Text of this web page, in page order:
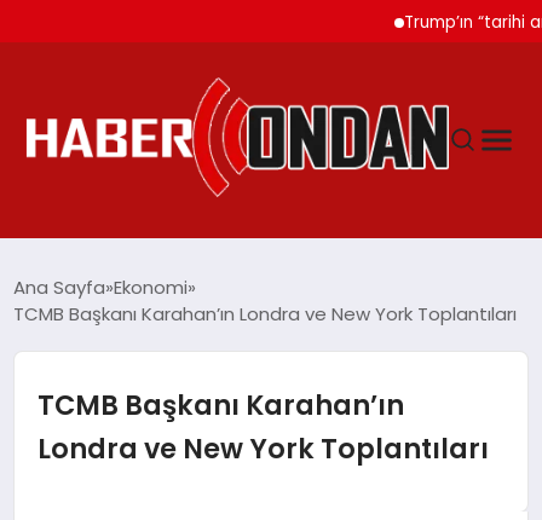
Trump’ın “tarihi
DÜNYA
Ana Sayfa Ekonomi
TCMB Başkanı Karahan’ın Londra ve New York Toplantıları
TCMB Başkanı Karahan’ın
Londra ve New York Toplantıları